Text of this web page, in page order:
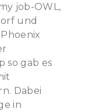
job-OWL,
und
so gab es
Dabei
in